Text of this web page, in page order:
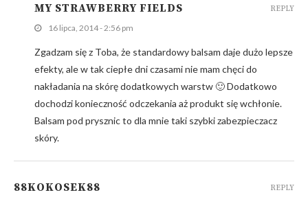
MY STRAWBERRY FIELDS
16 lipca, 2014 - 2:56 pm
Zgadzam się z Toba, że standardowy balsam daje dużo lepsze
efekty, ale w tak ciepłe dni czasami nie mam chęci do
nakładania na skórę dodatkowych warstw 🙂 Dodatkowo
dochodzi konieczność odczekania aż produkt się wchłonie.
Balsam pod prysznic to dla mnie taki szybki zabezpieczacz
skóry.
REPLY
88KOKOSEK88 REPLY